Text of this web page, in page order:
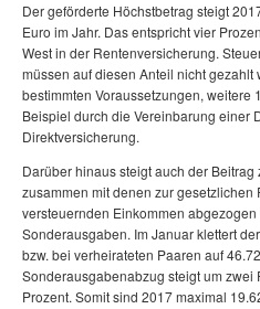
Der geförderte Höchstbetrag steigt
Euro im Jahr. Das entspricht vier
West in der Rentenversicherung.
müssen auf diesen Anteil nicht
bestimmten Voraussetzungen, weitere
Beispiel durch die Vereinbarung einer
Direktversicherung.
Darüber hinaus steigt auch der
zusammen mit denen zur gesetzlichen
versteuernden Einkommen
Sonderausgaben. Im Januar klettert
bzw. bei verheirateten Paaren auf
Sonderausgabenabzug steigt um zwei
Prozent. Somit sind 2017 maximal